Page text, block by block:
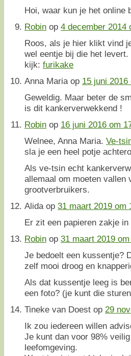
Hoi, waar kun je het online
Robin op 4 december 2014
Roos, als je hier klikt vind
wel eentje bij die het
kijk: furikake
Anna Maria op 15 juni 2016
Geweldig. Maar beter de
is dit kankerverwekkend !
Robin op 16 juni 2016 om
Welnee, Anna Maria. Ve-
sla je een heel potje
Als ve-tsin echt
allemaal om moeten vallen
grootverbruikers.
Alida op 31 maart 2019 om
Er zit een papieren zakje
Robin op 31 maart 2019
Je bedoelt een kussentje?
zelf mooi droog en
Als dat kussentje leeg is
een foto? (je kunt die
Tineke van Doest op 29
Ik zou iedereen willen
Je kunt dan voor 98%
leefomgeving.